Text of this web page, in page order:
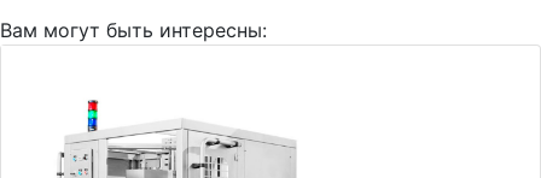
Вам могут быть интересны: